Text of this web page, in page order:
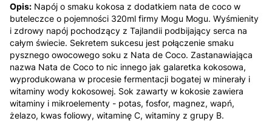
Opis: Napój o smaku kokosa z dodatkiem nata de coco w
buteleczce o pojemności 320ml firmy Mogu Mogu. Wyśmienity
i zdrowy napój pochodzący z Tajlandii podbijający serca na
całym świecie. Sekretem sukcesu jest połączenie smaku
pysznego owocowego soku z Nata de Coco. Zastanawiająca
nazwa Nata de Coco to nic innego jak galaretka kokosowa,
wyprodukowana w procesie fermentacji bogatej w minerały i
witaminy wody kokosowej. Sok zawarty w kokosie zawiera
witaminy i mikroelementy - potas, fosfor, magnez, wapń,
żelazo, kwas foliowy, witaminę C, witaminy z grupy B.